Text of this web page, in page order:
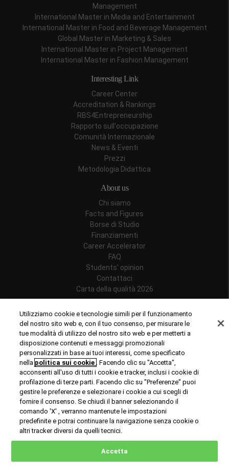
Management
International Master in Media and Entertainment
International Master in Food and Beverage Management
Global Master in Marketing & Sales
International Master in Project Management
International Master in Fashion Management
Interesting Link
Career Center
Accreditation & Rankings
RBS4Entrepreneurship
Rapporto sull'occupazione
Comunità Internazionale
News & Eventi
Prezzi
Metodologia Didattica
About us
Chi siamo
Facts and Figures
Borse di Studio
Finanziamenti
Career Accelerator
FAQ
Students' opinion
Contattaci
Carta della qualità 2026
Riconoscimenti
© Copyright 2024 Rome Business School
Privacy Policy
Utilizziamo cookie e tecnologie simili per il funzionamento
del nostro sito web e, con il tuo consenso, per misurare le
tue modalità di utilizzo del nostro sito web e per metterti a
disposizione contenuti e messaggi promozionali
personalizzati in base ai tuoi interessi, come specificato
nella politica sui cookie . Facendo clic su "Accetta",
acconsenti all'uso di tutti i cookie e tracker, inclusi i cookie di
profilazione di terze parti. Facendo clic su "Preferenze" puoi
gestire le preferenze e selezionare i cookie a cui scegli di
fornire il consenso. Se chiudi il banner selezionando il
comando 'X' , verranno mantenute le impostazioni
predefinite e potrai continuare la navigazione senza cookie o
altri tracker diversi da quelli tecnici.
Accetta